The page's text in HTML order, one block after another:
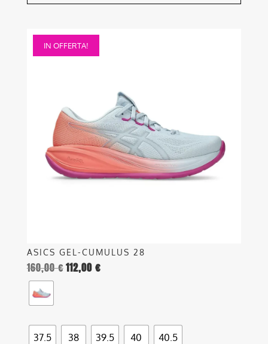
IN OFFERTA!
ASICS GEL-CUMULUS 28
160,00€112,00 €
37.5 38 39.5 40 40.5
Questo
prodotto
opzioni
possono
essere
scelte